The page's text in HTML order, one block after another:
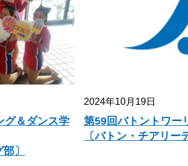
グ＆ダンス学
〕
2024年10月19日
第59回バトントワー
〔バトン・チアリー